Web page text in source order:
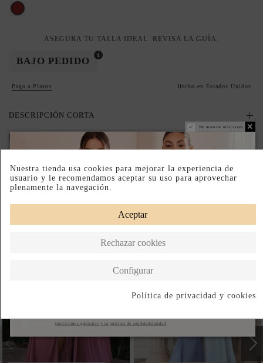
MARRON
ASEGURA TU TALLA IDEAL: REVISA LA GUÍA.
BAJO PEDIDO
Paga a Plazos Hecho en Estados Unidos
DESCRIPCIÓN CORTA
DESCRIPCIÓN
No mostrar más veces
condiciones generales y la política de confidencialidad
Nuestra tienda usa cookies para mejorar la experiencia de
usuario y le recomendamos aceptar su uso para aprovechar
plenamente la navegación.
Aceptar
Rechazar cookies
Configurar
Política de privacidad y cookies